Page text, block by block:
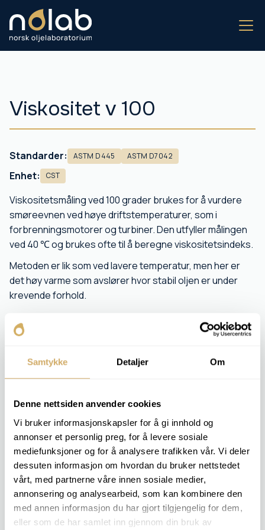
Samtykke Detaljer Om
Denne nettsiden anvender cookies
Vi bruker informasjonskapsler for å gi innhold og
annonser et personlig preg, for å levere sosiale
mediefunksjoner og for å analysere trafikken vår. Vi deler
dessuten informasjon om hvordan du bruker nettstedet
vårt, med partnerne våre innen sosiale medier,
annonsering og analysearbeid, som kan kombinere den
med annen informasjon du har gjort tilgjengelig for dem,
eller som de har samlet inn gjennom din bruk av
Viskositet v 100
Standarder: ASTM D445 ASTM D7042
Enhet: CST
Viskositetsmåling ved 100 grader brukes for å vurdere
smøreevnen ved høye driftstemperaturer, som i
forbrenningsmotorer og turbiner. Den utfyller målingen
ved 40 ℃ og brukes ofte til å beregne viskositetsindeks.
Metoden er lik som ved lavere temperatur, men her er
det høy varme som avslører hvor stabil oljen er under
krevende forhold.
tynning eller forurensning. Kunden får et klart bilde av
omgivelser.
RELEVANTE ANALYSEPAKKER
ENGINE 2
OIL 5
HEAT TRANSFER OIL 2
HEAT TRANSFER OIL 3
HEAT TRANSFER OIL 4
EAL 1